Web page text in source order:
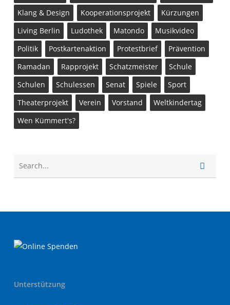
Klang & Design
Kooperationsprojekt
Kürzungen
Living Berlin
Ludothek Matondo
Musikvideo
Politik
Postkartenaktion Protestbrief
Prävention
Ramadan
Rapprojekt Schatzmeister
Schule
Schulen
Schulessen Senat Spiele
Sport
Theaterprojekt
Verein Vorstand
Weltkindertag
Wen Kümmert's?
Unterstützung